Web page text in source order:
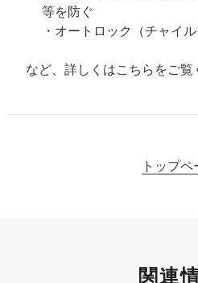
等を防ぐ
・オートロック（チャイル
など、詳しくはこちら をご覧
トップペ
関連